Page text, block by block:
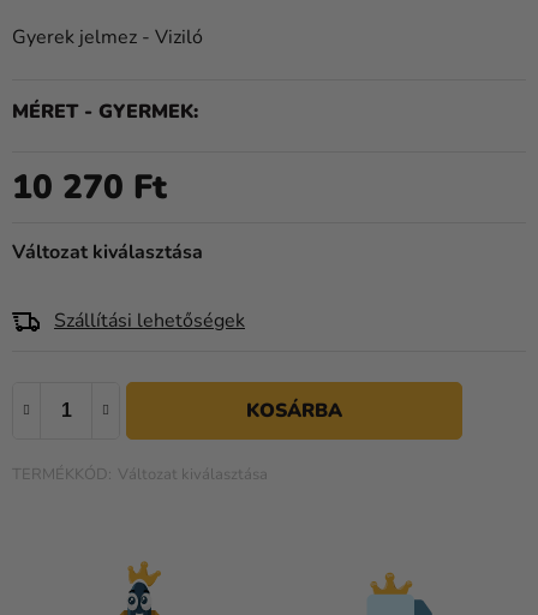
Ajándékok
Ünnepek
kellékek
termékek
Kiárusítás
Rólunk
Kapcsolat
Gyerek jelmez - Viziló
MÉRET - GYERMEK
Változat kiválasztása
Szállítási lehetőségek
10 270 FtEgységár:
Változat kiválasztása